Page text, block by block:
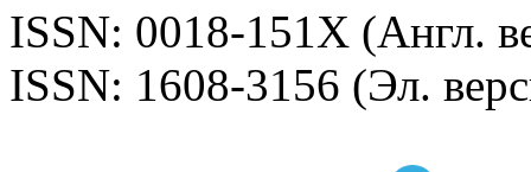
ISSN: 0018-151X (Англ.
ISSN: 1608-3156 (Эл.